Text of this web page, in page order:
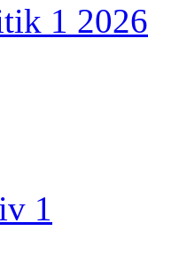
1 2026
1